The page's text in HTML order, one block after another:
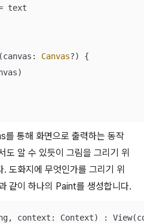
text
Canvas?)
{
통해 화면으로 출력하는 동작
도 알 수 있듯이 그림을 그리기 위
도화지에 무엇인가를 그리기 위
같이 하나의 Paint를 생성합니다.
context: Context) :